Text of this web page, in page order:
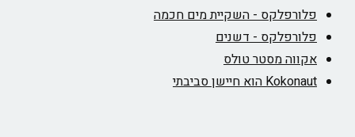
פלורפלקס - השקיית מים חכמה
פלורפלקס - דשנים
אקווה מסטר טולס
Kokonaut הוא חיישן סביבתי